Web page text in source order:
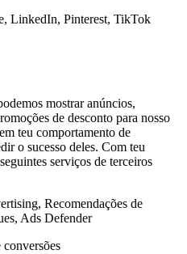
LinkedIn, Pinterest, TikTok
mostrar anúncios,
de desconto para nosso
teu comportamento de
o sucesso deles. Com teu
serviços de terceiros
Recomendações de
Ads Defender
conversões